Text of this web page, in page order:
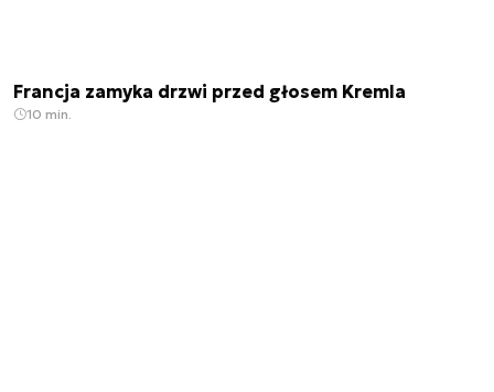
Francja zamyka drzwi przed głosem Kremla
10 min.